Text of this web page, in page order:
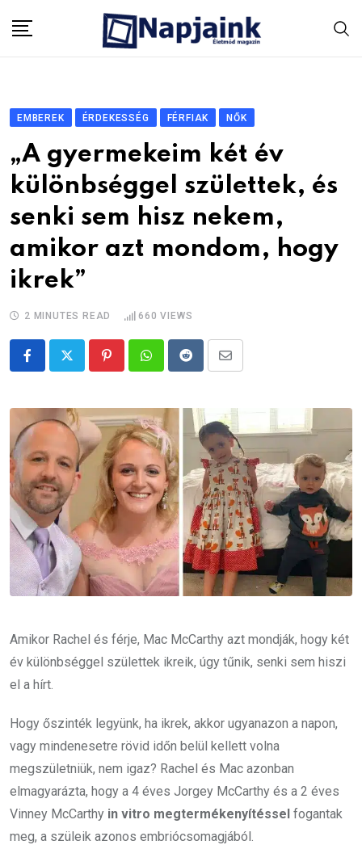
EMBEREK ÉRDEKESSÉG FÉRFIAK NŐK
„A gyermekeim két év
különbséggel születtek, és
senki sem hisz nekem,
amikor azt mondom, hogy
ikrek”
2 MINUTES READ 660 VIEWS
PinterestWhatsappRedditShare
Email
Amikor Rachel és férje, Mac McCarthy azt mondják, hogy két
év különbséggel születtek ikreik, úgy tűnik, senki sem hiszi
el a hírt.
Hogy őszinték legyünk, ha ikrek, akkor ugyanazon a napon,
vagy mindenesetre rövid időn belül kellett volna
megszületniük, nem igaz? Rachel és Mac azonban
elmagyarázta, hogy a 4 éves Jorgey McCarthy és a 2 éves
Vinney McCarthy in vitro megtermékenyítéssel fogantak
meg, a szüleik azonos embriócsomagjából.